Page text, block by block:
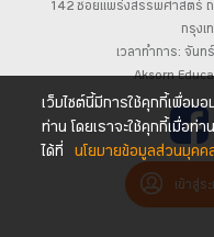
142 ซอยแพร่งสรรพศาสตร์
กรุง
เวลาทำการ: จันท
Aksorn
เข้าสู่ร
เว็บไซต์นี้มีการใช้คุกกี้เพื่อม
ท่าน โดยเราจะใช้คุกกี้เมื่อท่
ได้ที่
นโยบายข้อมูลส่วนบุคค